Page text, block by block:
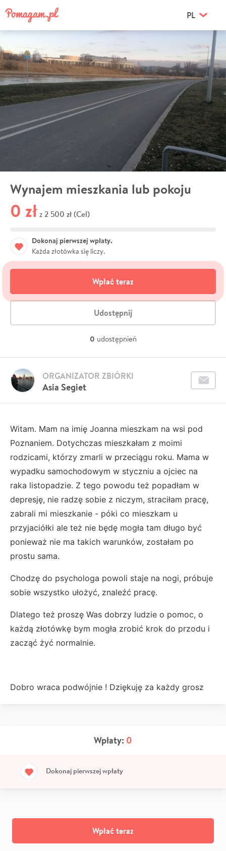
PL
Wynajem mieszkania lub pokoju
0 zł z 2 500 zł (Cel)
Dokonaj pierwszej wpłaty.
Każda złotówka się liczy.
Wpłać teraz
Udostępnij
0 udostępnień
Asia Segiet
ORGANIZATOR ZBIÓRKI
Witam. Mam na imię Joanna mieszkam na wsi pod
Poznaniem. Dotychczas mieszkałam z moimi
rodzicami, którzy zmarli w przeciągu roku. Mama w
wypadku samochodowym w styczniu a ojciec na
raka listopadzie. Z tego powodu też popadłam w
depresję, nie radzę sobie z niczym, straciłam pracę,
zabrali mi mieszkanie - póki co mieszkam u
przyjaciółki ale też nie będę mogła tam długo być
ponieważ nie ma takich warunków, zostałam po
prostu sama.
Chodzę do psychologa powoli staje na nogi, próbuje
sobie wszystko ułożyć, znaleźć pracę.
Dlatego też proszę Was dobrzy ludzie o pomoc, o
każdą złotówkę bym mogła zrobić krok do przodu i
zacząć żyć normalnie.
Dobro wraca podwójnie ! Dziękuję za każdy grosz
Wpłaty: 0
Dokonaj pierwszej wpłaty
Wpłać teraz